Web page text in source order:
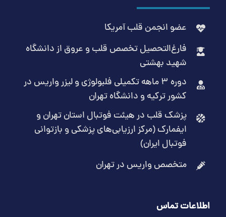
عضو انجمن قلب آمریکا
فارغ‌التحصیل تخصص قلب و عروق از دانشگاه
شهید بهشتی
دوره 3 ماهه تکمیلی فلبولوژی و لیزر واریس در
کشور ترکیه و دانشگاه تهران
پزشک قلب در هیئت فوتبال استان تهران و
ایفمارک (مرکز ارزیابی‌های پزشکی و بازتوانی
فوتبال ایران)
متخصص واریس در تهران
اطلاعات تماس